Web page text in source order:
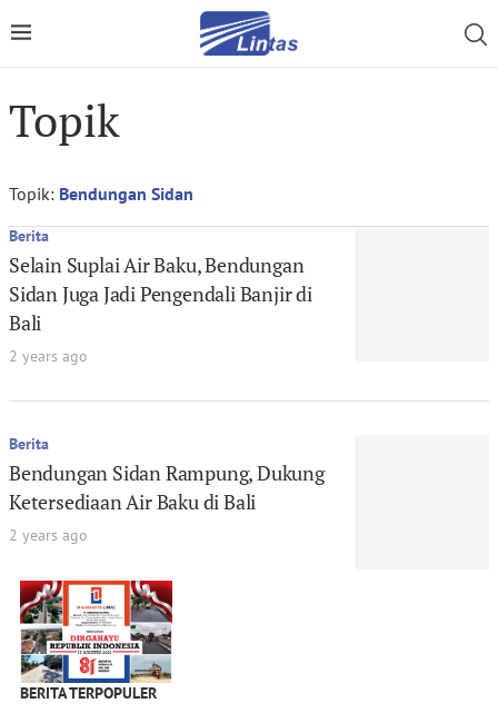
Topik
Topik: Bendungan Sidan
Berita
Selain Suplai Air Baku, Bendungan
Sidan Juga Jadi Pengendali Banjir di
Bali
2 years ago
Berita
Bendungan Sidan Rampung, Dukung
Ketersediaan Air Baku di Bali
2 years ago
BERITA TERPOPULER